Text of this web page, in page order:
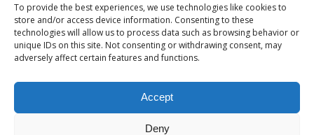
To provide the best experiences, we use technologies like cookies to
store and/or access device information. Consenting to these
technologies will allow us to process data such as browsing behavior or
unique IDs on this site. Not consenting or withdrawing consent, may
adversely affect certain features and functions.
Accept
Deny
comedogenic) φόρμουλες με ματ αποτέλεσμα.
Μπορεί να σας ενδιαφέρει:Τα καλύτερα προϊόντα για λιπαρό
δέρμα
Κατάρτιση μιας αποτελεσματικής
ρουτίνας περιποίησης